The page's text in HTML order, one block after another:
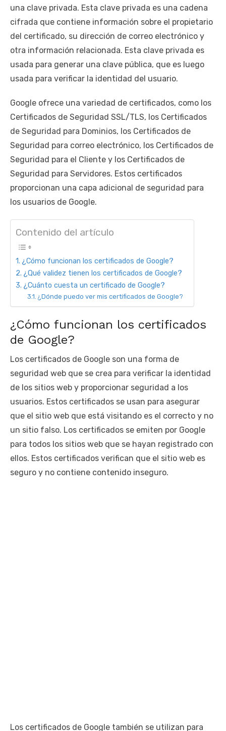
una clave privada. Esta clave privada es una cadena
cifrada que contiene información sobre el propietario
del certificado, su dirección de correo electrónico y
otra información relacionada. Esta clave privada es
usada para generar una clave pública, que es luego
usada para verificar la identidad del usuario.
Google ofrece una variedad de certificados, como los
Certificados de Seguridad SSL/TLS, los Certificados
de Seguridad para Dominios, los Certificados de
Seguridad para correo electrónico, los Certificados de
Seguridad para el Cliente y los Certificados de
Seguridad para Servidores. Estos certificados
proporcionan una capa adicional de seguridad para
los usuarios de Google.
Contenido del artículo
¿Cómo funcionan los certificados de Google?
¿Qué validez tienen los certificados de Google?
¿Cuánto cuesta un certificado de Google?
¿Dónde puedo ver mis certificados de Google?
¿Cómo funcionan los certificados
de Google?
Los certificados de Google son una forma de
seguridad web que se crea para verificar la identidad
de los sitios web y proporcionar seguridad a los
usuarios. Estos certificados se usan para asegurar
que el sitio web que está visitando es el correcto y no
un sitio falso. Los certificados se emiten por Google
para todos los sitios web que se hayan registrado con
ellos. Estos certificados verifican que el sitio web es
seguro y no contiene contenido inseguro.
Los certificados de Google también se utilizan para